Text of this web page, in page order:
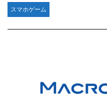
スマホゲーム